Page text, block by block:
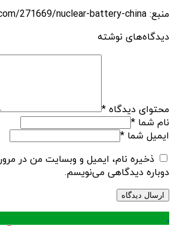
منبع: https://techfars.com/271669/nuclear-battery-china/
دیدگاه‌های نوشته
محتوای دیدگاه *
نام شما *
ایمیل شما *
ذخیره نام، ایمیل و وبسایت من در
دوباره دیدگاهی می‌نویسم.
.